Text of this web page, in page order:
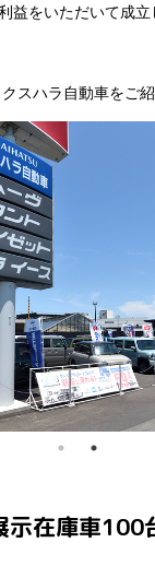
益をいただいて成立
スハラ自動車をご紹
示在庫車100